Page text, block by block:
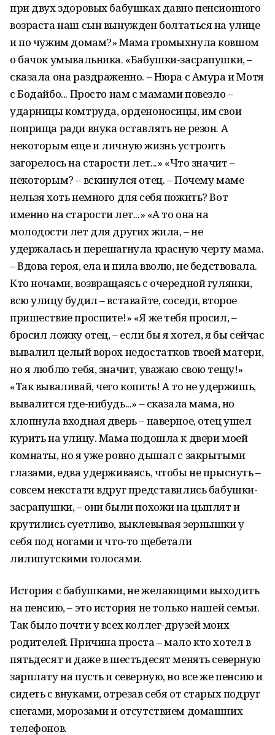
при двух здоровых бабушках давно пенсионного
возраста наш сын вынужден болтаться на улице
и по чужим домам?» Мама громыхнула ковшом
о бачок умывальника. «Бабушки-засрапушки, –
сказала она раздраженно. – Нюра с Амура и Мотя
с Бодайбо... Просто нам с мамами повезло –
ударницы комтруда, орденоносицы, им свои
поприща ради внука оставлять не резон. А
некоторым еще и личную жизнь устроить
загорелось на старости лет...» «Что значит –
некоторым? – вскинулся отец. – Почему маме
нельзя хоть немного для себя пожить? Вот
именно на старости лет...» «А то она на
молодости лет для других жила, – не
удержалась и перешагнула красную черту мама.
– Вдова героя, ела и пила вволю, не бедствовала.
Кто ночами, возвращаясь с очередной гулянки,
всю улицу будил – вставайте, соседи, второе
пришествие проспите!» «Я же тебя просил, –
бросил ложку отец, – если бы я хотел, я бы сейчас
вывалил целый ворох недостатков твоей матери,
но я люблю тебя, значит, уважаю свою тещу!»
«Так вываливай, чего копить! А то не удержишь,
вывалится где-нибудь...» – сказала мама, но
хлопнула входная дверь – наверное, отец ушел
курить на улицу. Мама подошла к двери моей
комнаты, но я уже ровно дышал с закрытыми
глазами, едва удерживаясь, чтобы не прыснуть –
совсем некстати вдруг представились бабушки-
засрапушки, – они были похожи на цыплят и
крутились суетливо, выклевывая зернышки у
себя под ногами и что-то щебетали
лилипутскими голосами.
История с бабушками, не желающими выходить
на пенсию, – это история не только нашей семьи.
Так было почти у всех коллег-друзей моих
родителей. Причина проста – мало кто хотел в
пятьдесят и даже в шестьдесят менять северную
зарплату на пусть и северную, но все же пенсию и
сидеть с внуками, отрезав себя от старых подруг
снегами, морозами и отсутствием домашних
телефонов.